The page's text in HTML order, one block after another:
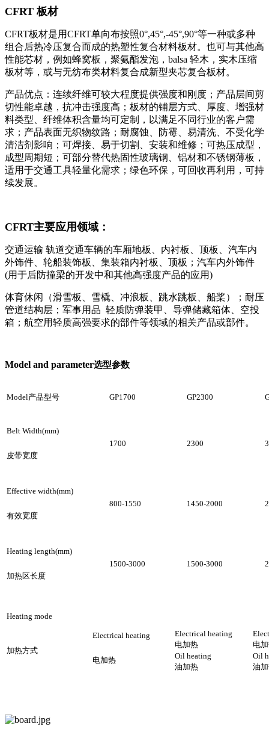
CFRT板材
CFRT板材是用CFRT单向布按照0°,45°,-45°,90°等一种或多种
组合后热冷压复合而成的热塑性复合材料板材。也可与其他高
性能芯材，例如蜂窝板，聚氨酯发泡， balsa 轻木，实木压缩
板材等，或与无纺布类材料复合成新型夹芯复合板材。
产品优点：连续纤维可较大程度提供强度和刚度；产品层间剪
切性能卓越，抗冲击强度高；板材的铺层方式、厚度、增强材
料类型、纤维体积含量均可定制，以满足不同行业的客户需
求；产品表面无织物纹路；耐腐蚀、防霉、易清洗、不受化学
清洁剂影响；可焊接、易于切割、安装和维修；可热压成型，
成型周期短；可部分替代热固性玻璃钢、铝材和不锈钢薄板，
适用于交通工具轻量化需求；绿色环保，可回收再利用，可持
续发展。
CFRT主要应用领域：
交通运输 轨道交通车辆的车厢地板、内衬板、顶板、汽车内
外饰件、轮船装饰板、集装箱内衬板、顶板； 汽车内外饰件
(用于后防撞梁的开发中和其他高强度产品的应用)
体育休闲（滑雪板、雪橇、冲浪板、跳水跳板、船桨）； 耐压
管道结构层； 军事用品 轻质防弹装甲、导弹储藏箱体、空投
箱； 航空用轻质高强要求的部件等领域的相关产品或部件。
Model and parameter选型参数
Model产品型号 GP1700 GP2300
Belt Width(mm)
皮带宽度
1700 2300
Effective width(mm)
有效宽度
800-1550 1450-2000
Heating length(mm)
加热区长度
1500-3000 1500-3000
Heating mode
加热方式
Electrical heating
电加热
Electrical heating
电加热
Oil heating
油加热
电
Oil
油